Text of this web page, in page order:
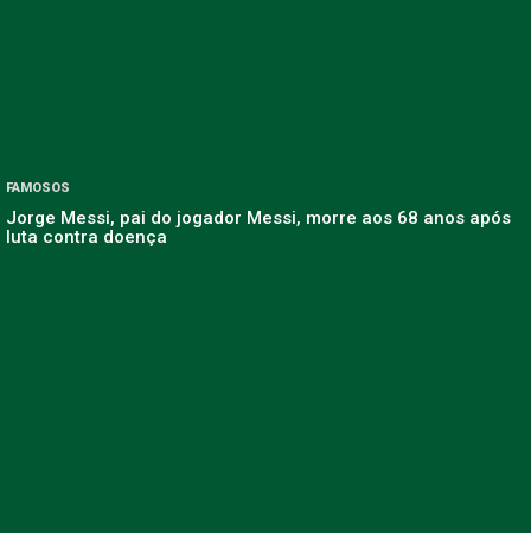
FAMOSOS
Jorge Messi, pai do jogador Messi, morre aos 68 anos após
luta contra doença